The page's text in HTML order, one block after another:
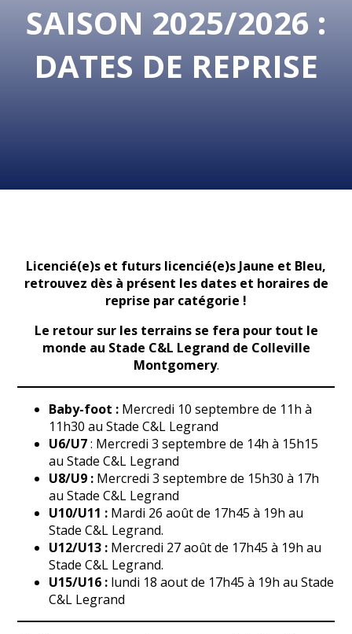
SAISON 2025/2026 :
DATES DE REPRISE
Licencié(e)s et futurs licencié(e)s Jaune et Bleu,
retrouvez dès à présent les dates et horaires de
reprise par catégorie !
Le retour sur les terrains se fera pour tout le
monde au Stade C&L Legrand de Colleville
Montgomery.
Baby-foot : Mercredi 10 septembre de 11h à
11h30 au Stade C&L Legrand
U6/U7: Mercredi 3 septembre de 14h à 15h15
au Stade C&L Legrand
U8/U9 : Mercredi 3 septembre de 15h30 à 17h
au Stade C&L Legrand
U10/U11 : Mardi 26 août de 17h45 à 19h au
Stade C&L Legrand.
U12/U13 : Mercredi 27 août de 17h45 à 19h au
Stade C&L Legrand.
U15/U16 : lundi 18 aout de 17h45 à 19h au Stade
C&L Legrand